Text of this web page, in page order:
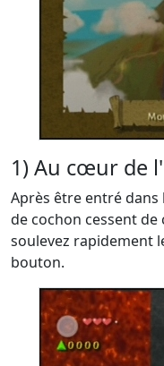
1) Au cœur de
Après être entré dans
de cochon cessent
soulevez rapidement
bouton.